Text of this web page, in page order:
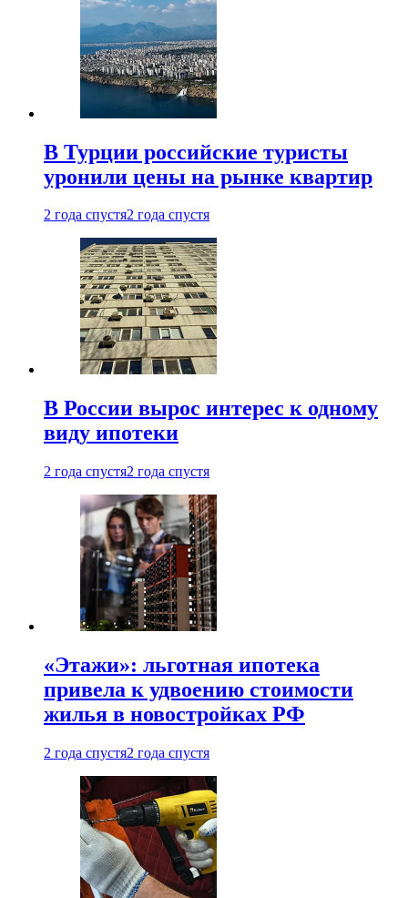
В Турции российские туристы
уронили цены на рынке квартир
2 года спустя2 года спустя
В России вырос интерес к одному
виду ипотеки
2 года спустя2 года спустя
«Этажи»: льготная ипотека
привела к удвоению стоимости
жилья в новостройках РФ
2 года спустя2 года спустя